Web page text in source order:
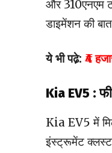
और 310एनएम
डाइमेंशन की
ये भी पढे़: ₹4
Kia EV5 :
Kia EV5 में
इंस्ट्रूमेंट